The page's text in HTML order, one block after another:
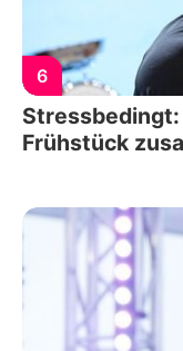
6
Frühstück